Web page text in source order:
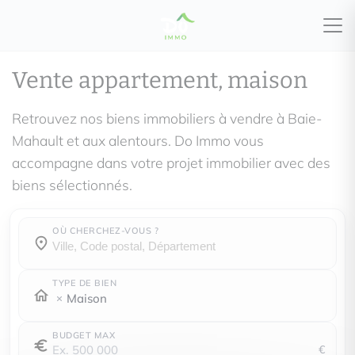
Vente appartement, maison
Retrouvez nos biens immobiliers à vendre à Baie-
Mahault et aux alentours. Do Immo vous
accompagne dans votre projet immobilier avec des
biens sélectionnés.
OÙ CHERCHEZ-VOUS ?
Où cherchez-vous ?
Où cherchez-vous ?
TYPE DE BIEN
Maison
BUDGET MAX
€